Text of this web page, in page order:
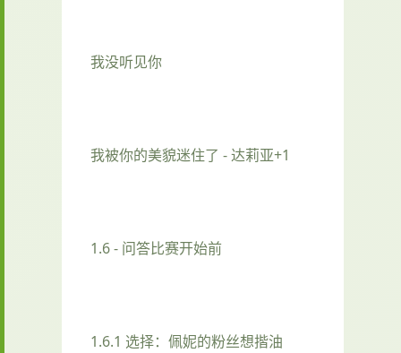
我没听见你
我被你的美貌迷住了 - 达莉亚+1
1.6 - 问答比赛开始前
1.6.1 选择：佩妮的粉丝想揩油